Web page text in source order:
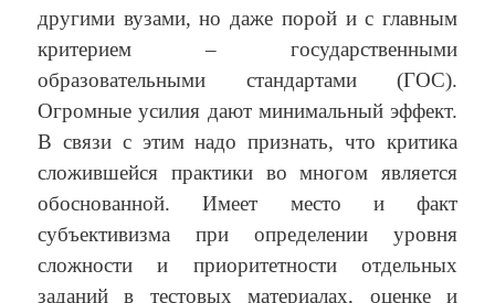
другими вузами, но даже порой и с главным
критерием – государственными
образовательными стандартами (ГОС).
Огромные усилия дают минимальный эффект.
В связи с этим надо признать, что критика
сложившейся практики во многом является
обоснованной. Имеет место и факт
субъективизма при определении уровня
сложности и приоритетности отдельных
заданий в тестовых материалах, оценке и